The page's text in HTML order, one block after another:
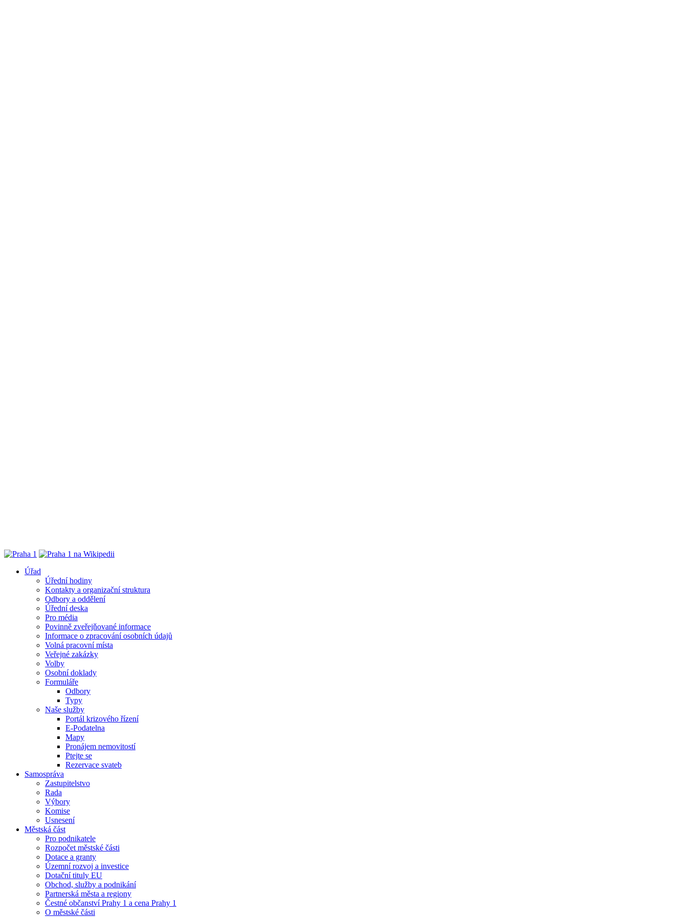
Úřad
Úřední hodiny
Kontakty a organizační struktura
Odbory a oddělení
Úřední deska
Pro média
Povinně zveřejňované informace
Informace o zpracování osobních údajů
Volná pracovní místa
Veřejné zakázky
Volby
Osobní doklady
Formuláře
Odbory
Typy
Naše služby
Portál krizového řízení
E-Podatelna
Mapy
Pronájem nemovitostí
Ptejte se
Rezervace svateb
Samospráva
Zastupitelstvo
Rada
Výbory
Komise
Usnesení
Městská část
Pro podnikatele
Rozpočet městské části
Dotace a granty
Územní rozvoj a investice
Dotační tituly EU
Obchod, služby a podnikání
Partnerská města a regiony
Čestné občanství Prahy 1 a cena Prahy 1
O městské části